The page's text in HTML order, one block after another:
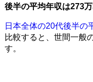
後半の平均年収は273
日本全体の20代後半の
比較すると、世間一般
す。